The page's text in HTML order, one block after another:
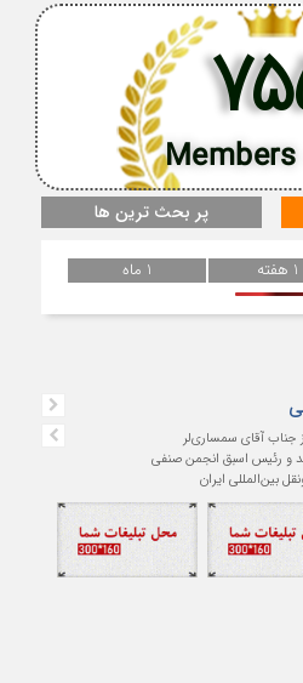
پر بحث ترین ها
1 هفته 1 ماه
جناب آقای سمساری‌لر
و رئیس اسبق انجمن صنفی
بین‌المللی ایران